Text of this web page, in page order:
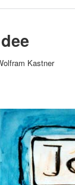
Kastner